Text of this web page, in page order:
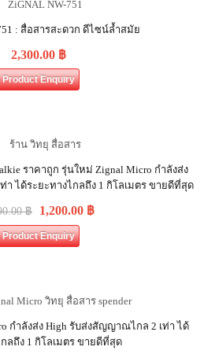
: สื่อสารสะดวก ดีไซน์ล้ำสมัย
2,300.00 ฿
Product Enquiry
ราคาถูก รุ่นใหม่ Zignal Micro กำลังส่ง
ได้ระยะทางไกลถึง 1 กิโลเมตร ขายดีที่สุด
฿ 1,200.00 ฿
Product Enquiry
กำลังส่ง High รับส่งสัญญาณไกล 2 เท่า ได้
ลถึง 1 กิโลเมตร ขายดีที่สุด